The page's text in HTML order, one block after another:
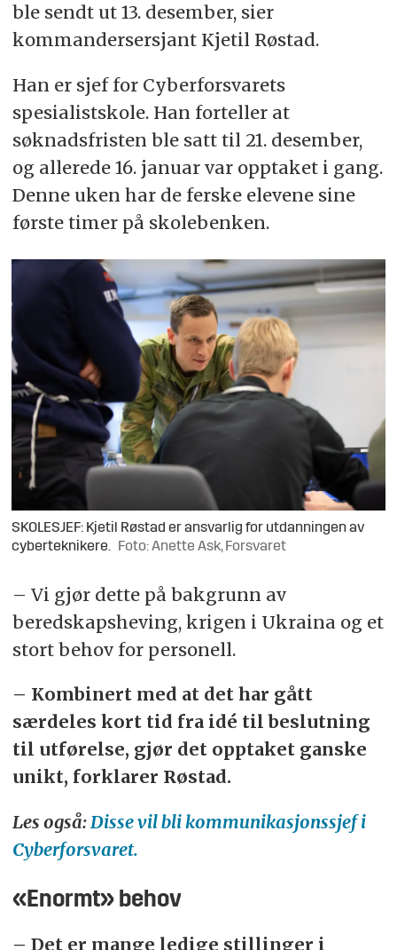
ble sendt ut 13. desember, sier
kommandersersjant Kjetil Røstad.
Han er sjef for Cyberforsvarets
spesialistskole. Han forteller at
søknadsfristen ble satt til 21. desember,
og allerede 16. januar var opptaket i gang.
Denne uken har de ferske elevene sine
første timer på skolebenken.
SKOLESJEF: Kjetil Røstad er ansvarlig for utdanningen av
cyberteknikere.
Foto: Anette Ask, Forsvaret
– Vi gjør dette på bakgrunn av
beredskapsheving, krigen i Ukraina og et
stort behov for personell.
– Kombinert med at det har gått
særdeles kort tid fra idé til beslutning
til utførelse, gjør det opptaket ganske
unikt, forklarer Røstad.
Les også:Disse vil bli kommunikasjonssjef i
Cyberforsvaret.
«Enormt» behov
– Det er mange ledige stillinger i